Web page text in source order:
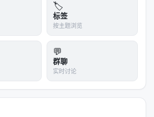
Questions: A Benchmark for
Research, Transactions
arXiv / 出版源见链接。
🏷️
标签
按主题浏览
💬
群聊
实时讨论